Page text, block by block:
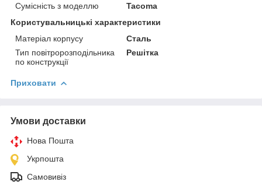
Сумісність з моделлю
Tacoma
Користувальницькі характеристики
Матеріал корпусу
Сталь
Тип повітророзподільника
по конструкції
Решітка
Приховати
Умови доставки
Нова Пошта
Укрпошта
Самовивіз